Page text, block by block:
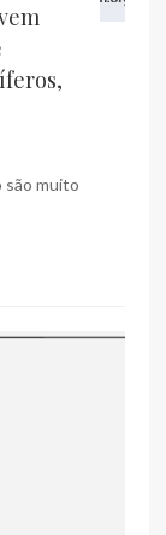
são muito